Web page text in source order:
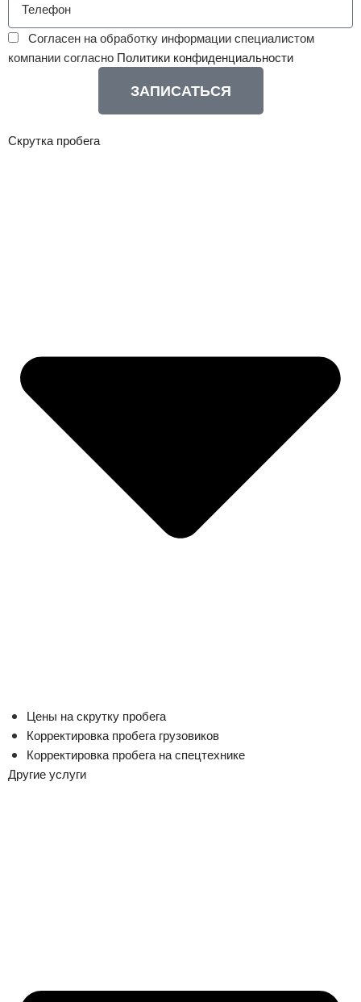
Согласен на обработку информации специалистом
компании согласно Политики конфиденциальности
ЗАПИСАТЬСЯ
Скрутка пробега
Цены на скрутку пробега
Корректировка пробега грузовиков
Корректировка пробега на спецтехнике
Другие услуги